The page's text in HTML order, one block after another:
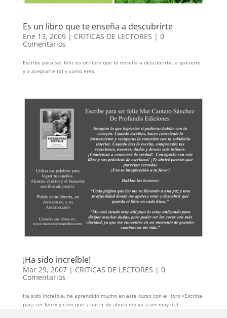
Es un libro que te enseña a descubrirte
Ene 13, 2009| CRITICAS DE LECTORES | 0
Comentarios
Escribe para ser feliz es un libro que te enseña a descubrirte, a quererte
y a aceptarte tal y como eres.
¡Ha sido increíble!
Mar 29, 2007| CRITICAS DE LECTORES | 0
Comentarios
Ha sido increíble, he aprendido mucho en este curso con el libro «Escribe
para ser feliz» y creo que a partir de ahora me va a ser muy útil.